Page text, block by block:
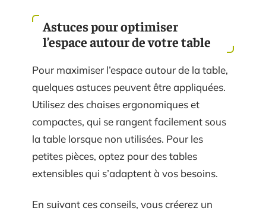
Astuces pour optimiser
l’espace autour de votre table
Pour maximiser l’espace autour de la table,
quelques astuces peuvent être appliquées.
Utilisez des chaises ergonomiques et
compactes, qui se rangent facilement sous
la table lorsque non utilisées. Pour les
petites pièces, optez pour des tables
extensibles qui s’adaptent à vos besoins.
En suivant ces conseils, vous créerez un